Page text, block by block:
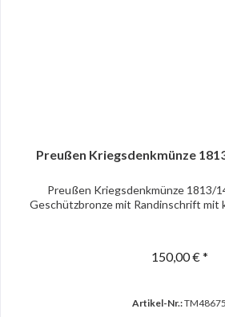
Preußen Kriegsdenkmünze
Preußen Kriegsdenkmünze 1813/
Geschützbronze mit Randinschrift mit
150,00 € *
Artikel-Nr.:TM48675